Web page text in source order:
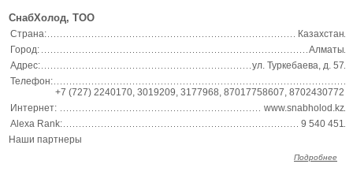
СнабХолод, ТОО
Страна:
Казахстан
Город:
Алматы
Адрес:
ул. Туркебаева, д. 57
Телефон:
+7 (727) 2240170, 3019209, 3177968, 87017758607, 8702430772
Интернет:
www.snabholod.kz
Alexa Rank:
9 540 451
Наши партнеры
Подробнее